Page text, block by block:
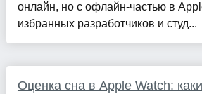
онлайн, но с офлайн-частью в
избранных разработчиков и студ...
Оценка сна в Apple Watch: